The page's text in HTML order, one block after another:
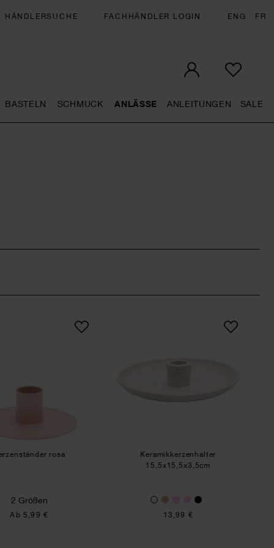
HÄNDLERSUCHE FACHHÄNDLER LOGIN ENG FR
BASTELN SCHMUCK ANLÄSSE ANLEITUNGEN SALE
rosa
2 Größen
Ab 5,99 €
Keramikkerzenhalter
15,5x15,5x3,5cm
13,99 €